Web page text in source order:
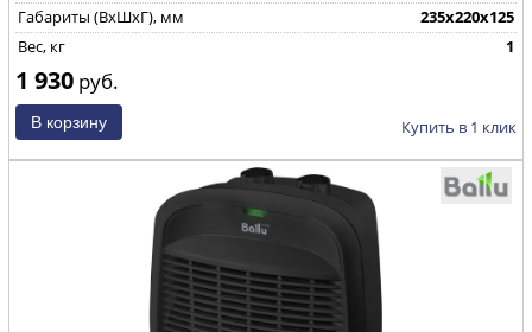
Габариты (ВхШхГ), мм
235x220x125
Вес, кг
1
1 930 руб.
Купить в 1 клик